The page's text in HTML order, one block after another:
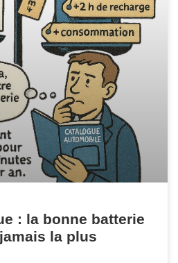
: la bonne batterie
la plus